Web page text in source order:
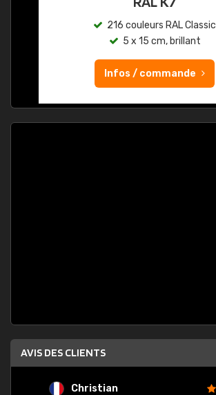
216 couleurs RAL Classic
5 x 15 cm, brillant
Infos / commande
AVIS DES CLIENTS
Christian